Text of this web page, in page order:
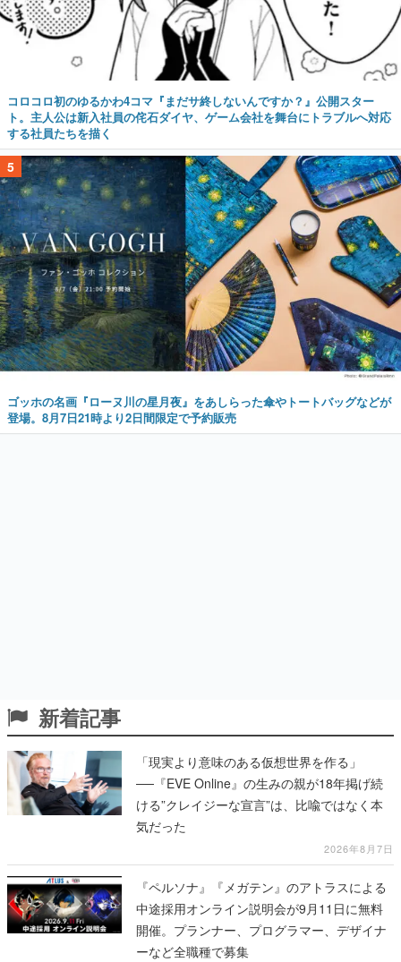
コロコロ初のゆるかわ4コマ『まだサ終しないんですか？』公開スター
ト。主人公は新入社員の侘石ダイヤ、ゲーム会社を舞台にトラブルへ対応
する社員たちを描く
5
ゴッホの名画『ローヌ川の星月夜』をあしらった傘やトートバッグなどが
登場。8月7日21時より2日間限定で予約販売
新着記事
「現実より意味のある仮想世界を作る」
──『EVE Online』の生みの親が18年掲げ続
ける”クレイジーな宣言”は、比喩ではなく本
気だった
2026年8月7日
『ペルソナ』『メガテン』のアトラスによる
中途採用オンライン説明会が9月11日に無料
開催。プランナー、プログラマー、デザイナ
ーなど全職種で募集